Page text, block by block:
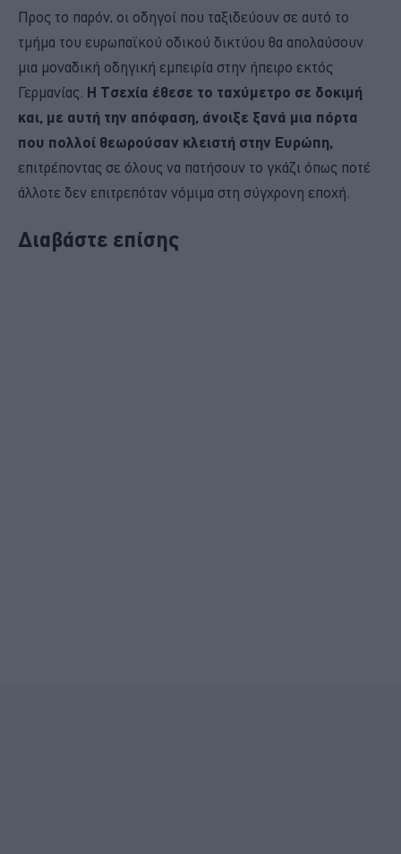
Προς το παρόν, οι οδηγοί που ταξιδεύουν σε αυτό το
τμήμα του ευρωπαϊκού οδικού δικτύου θα απολαύσουν
μια μοναδική οδηγική εμπειρία στην ήπειρο εκτός
Γερμανίας. Η Τσεχία έθεσε το ταχύμετρο σε δοκιμή
και, με αυτή την απόφαση, άνοιξε ξανά μια πόρτα
που πολλοί θεωρούσαν κλειστή στην Ευρώπη,
επιτρέποντας σε όλους να πατήσουν το γκάζι όπως ποτέ
άλλοτε δεν επιτρεπόταν νόμιμα στη σύγχρονη εποχή.
Διαβάστε επίσης